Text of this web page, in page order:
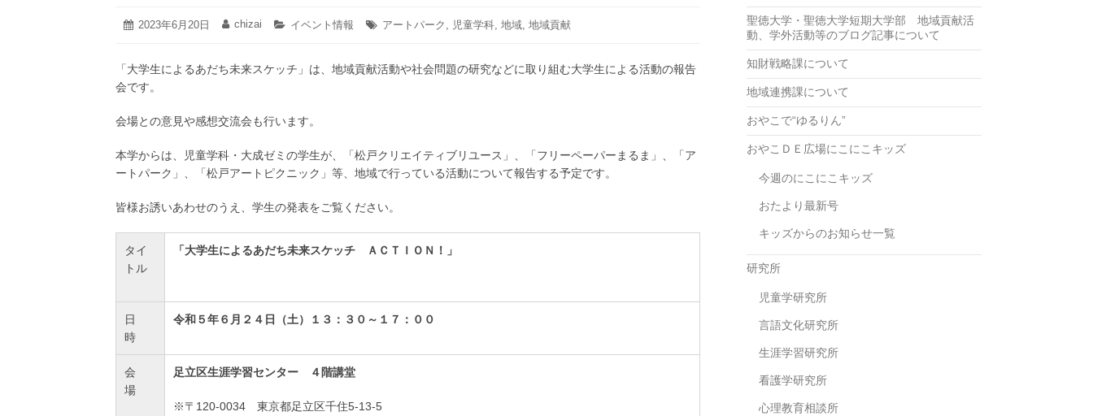
投
2023年6月20日
2023
月
20
投
chizai
カ
リ
イベント情報
タ
アートパーク , 児童学科, 地域, 地域貢献
「大学生によるあだち未来スケッチ」は、地域貢献活動や社会問題の研究などに取り組む大学生による活動の報告
会です。
会場との意見や感想交流会も行います。
本学からは、児童学科・大成ゼミの学生が、「松戸クリエイティブリユース」、「フリーペーパーまるま」、「ア
ートパーク」、「松戸アートピクニック」等、地域で行っている活動について報告する予定です。
皆様お誘いあわせのうえ、学生の発表をご覧ください。
タイ
トル
「大学生によるあだち未来スケッチ ＡＣＴＩＯＮ！」
日
時
令和５年６月２４日（土）１３：３０～１７：００
会
場
足立区生涯学習センター ４階講堂
※〒120-0034 東京都足立区千住5-13-5
聖徳大学・聖徳大学短期大学部 地域貢献活
動、学外活動等のブログ記事について
知財戦略課について
地域連携課について
おやこで“ゆるりん”
おやこＤＥ広場にこにこキッズ
今週のにこにこキッズ
おたより最新号
キッズからのお知らせ一覧
研究所
児童学研究所
言語文化研究所
生涯学習研究所
看護学研究所
心理教育相談所